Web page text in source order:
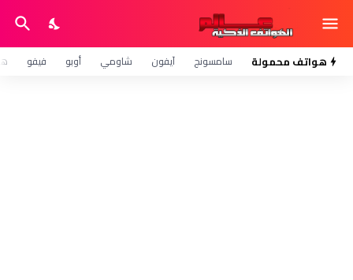
هواتف محمولة سامسونج آيفون شاومي أوبو فيفو